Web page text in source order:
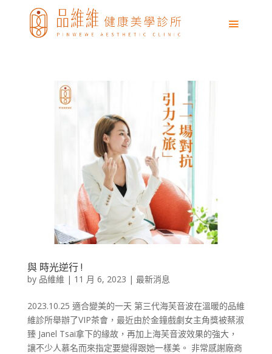
與 時光逆行 !
by 品維維 | 11 月 6, 2023 | 最新消息
2023.10.25 適合變美的一天 第三代海芙音波在溫暖的品維
維診所舉辦了VIP茶會，最近由於金鐘戲劇女主角獎被蔡淑
臻 Janel Tsai拿下的緣故，再加上海芙音波效果的強大，
讓不少人慕名而來指定要變得跟她一樣美。 非常感謝廠商